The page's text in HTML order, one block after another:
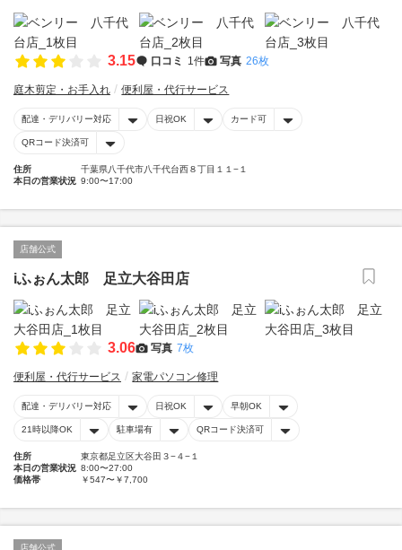
3.15 口コミ 1件 写真 26枚
庭木剪定・お手入れ 便利屋・代行サービス
配達・デリバリー対応 日祝OK カード可
QRコード決済可
住所
千葉県八千代市八千代台西８丁目１１−１
本日の営業状況 9:00〜17:00
店舗公式
iふぉん太郎 足立大谷田店
3.06 写真 7枚
便利屋・代行サービス 家電パソコン修理
配達・デリバリー対応 日祝OK 早朝OK
21時以降OK 駐車場有 QRコード決済可
住所
東京都足立区大谷田３−４−１
本日の営業状況 8:00〜27:00
価格帯
￥547〜￥7,700
店舗公式